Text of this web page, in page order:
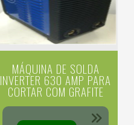
MÁQUINA DE SOLDA
INVERTER 630 AMP PARA
CORTAR COM GRAFITE